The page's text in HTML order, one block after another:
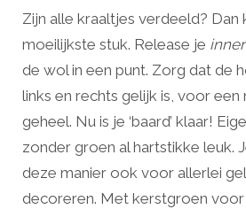
Zijn alle kraaltjes verdeeld? Dan
moeilijkste stuk. Release je
de wol in een punt. Zorg dat de
links en rechts gelijk is, voor
geheel. Nu is je ‘baard’ klaar!
zonder groen al hartstikke leuk.
deze manier ook voor allerlei
decoreren. Met kerstgroen voor